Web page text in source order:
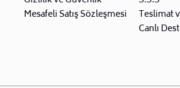
Mesafeli Satış Sözleşmesi
Teslimat
Canlı